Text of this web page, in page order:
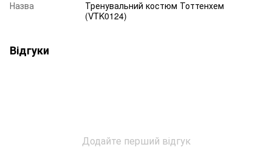
Назва
Тренувальний костюм Тоттенхем
(VTK0124)
Відгуки
Додайте перший відгук